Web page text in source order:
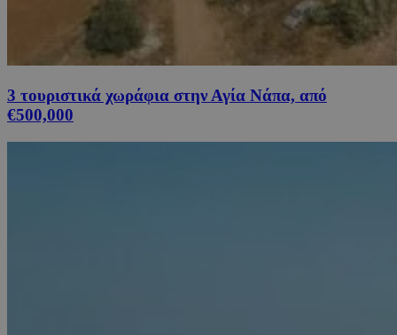
3 τουριστικά χωράφια στην Αγία Νάπα, από
€500,000